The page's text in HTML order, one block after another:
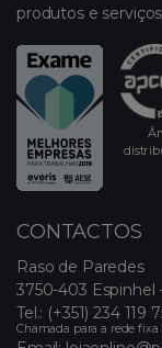
produtos e
CONTACTOS
Raso de Paredes
3750-403 Espinhel
Tel.: (+351) 234 119
Chamada para a rede fixa